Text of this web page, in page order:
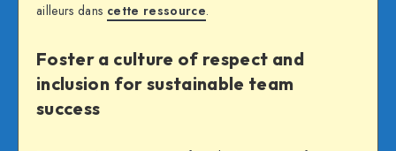
ailleurs dans cette ressource.
Foster a culture of respect and
inclusion for sustainable team
success